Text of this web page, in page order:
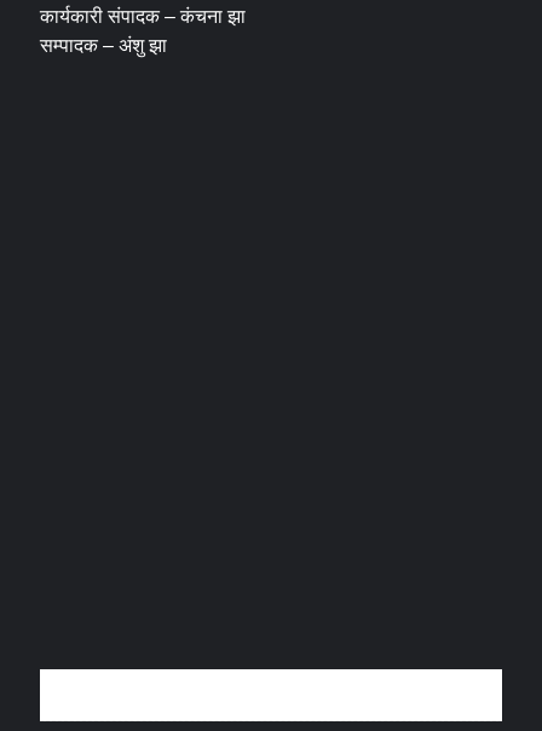
कार्यकारी संपादक – कंचना झा
सम्पादक – अंशु झा